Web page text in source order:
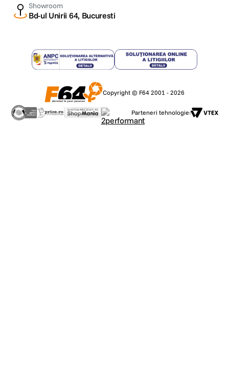
Showroom
Bd-ul Unirii 64, Bucuresti
Copyright © F64 2001 - 2026
Parteneri tehnologie: